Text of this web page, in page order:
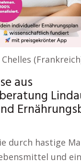
aus
durch hastige
und